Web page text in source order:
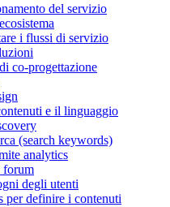
del servizio
i flussi di servizio
co-progettazione
e il linguaggio
(search keywords)
analytics
forum
degli utenti
per definire i contenuti